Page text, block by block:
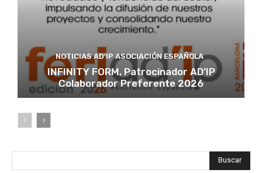
NOTICIAS AD'IP ASOCIACIÓN ESPAÑOLA
INFINITY FORM, Patrocinador AD’IP
Colaborador Preferente 2026
Buscar